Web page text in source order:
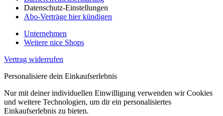
Datenschutz-Einstellungen
Abo-Verträge hier kündigen
Unternehmen
Weitere nice Shops
Vertrag widerrufen
Personalisiere dein Einkaufserlebnis
Nur mit deiner individuellen Einwilligung verwenden wir Cookies
und weitere Technologien, um dir ein personalisiertes
Einkaufserlebnis zu bieten.